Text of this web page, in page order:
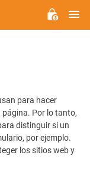
para hacer
Por lo tanto,
distinguir si un
por ejemplo.
los sitios web y